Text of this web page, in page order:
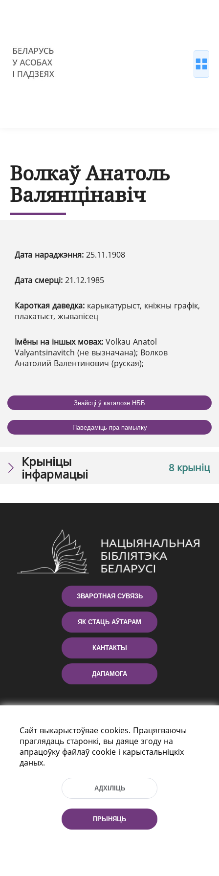
Волкаў Анатоль
Валянцінавіч
Дата нараджэння: 25.11.1908
Дата смерці: 21.12.1985
Кароткая даведка: карыкатурыст, кніжны графік,
плакатыст, жывапісец
Імёны на іншых мовах: Volkau Anatol
Valyantsinavitch (не вызначана); Волков
Анатолий Валентинович (руская);
Знайсці ў каталозе НББ
Паведаміць пра памылку
8 крыніц
Крыніцы
інфармацыі
ЗВАРОТНАЯ СУВЯЗЬ
ЯК СТАЦЬ АЎТАРАМ
КАНТАКТЫ
ДАПАМОГА
праспект Незалежнасці 116
г. Мiнск, Рэспубліка Беларусь, 220114
Тэл.: (+375 17) 368 37 37, Факс: (+375 17)
Эл. пошта: inbox@nlb.by
Сайт выкарыстоўвае cookies. Працягваючы
праглядаць старонкі, вы даяце згоду на
апрацоўку файлаў cookie і карыстальніцкіх
даных.
АДХІЛІЦЬ
ПРЫНЯЦЬ